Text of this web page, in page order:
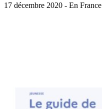
17 décembre 2020 - En France